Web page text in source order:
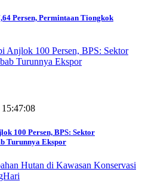
Persen, Permintaan Tiongkok
100 Persen, BPS: Sektor
Turunnya Ekspor